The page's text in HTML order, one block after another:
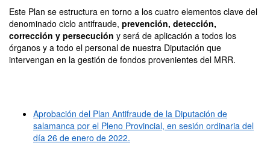
Este Plan se estructura en torno a los cuatro elementos clave del
denominado ciclo antifraude, prevención, detección,
corrección y persecución y será de aplicación a todos los
órganos y a todo el personal de nuestra Diputación que
intervengan en la gestión de fondos provenientes del MRR.
Aprobación del Plan Antifraude de la Diputación de
salamanca por el Pleno Provincial, en sesión ordinaria del
día 26 de enero de 2022.